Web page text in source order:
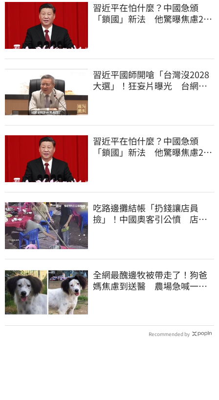
習近平在怕什麼？中國急頒
「鎖國」新法 他驚曝焦慮2
習近平國師開嗆「台灣沒2028
大選」！狂妄片曝光 台網
習近平在怕什麼？中國急頒
「鎖國」新法 他驚曝焦慮2
吃路邊攤結帳「扔錢讓店員
撿」！中國奧客引公憤 店員
全網最醜邊牧被帶走了！狗爸
媽焦慮到送醫 農場急喊一句
Recommended by